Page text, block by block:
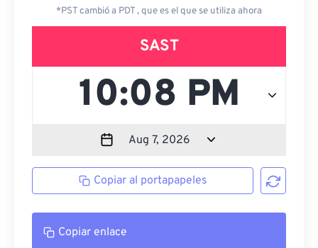
*PST cambió a PDT , que es el que se utiliza ahora
SAST
Copiar al portapapeles
Copiar enlace